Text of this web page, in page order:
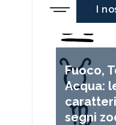
I
Fuoco,
Acqua:
segni